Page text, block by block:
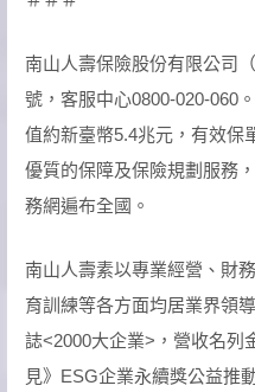
南山人壽保險股份有限公司
號，客服中心0800-020-060
值約新臺幣5.4兆元，有效保
優質的保障及保險規劃服務
務網遍布全國。
南山人壽素以專業經營、財
育訓練等各方面均居業界領
誌<2000大企業>，營收名列
見》ESG企業永續獎公益推